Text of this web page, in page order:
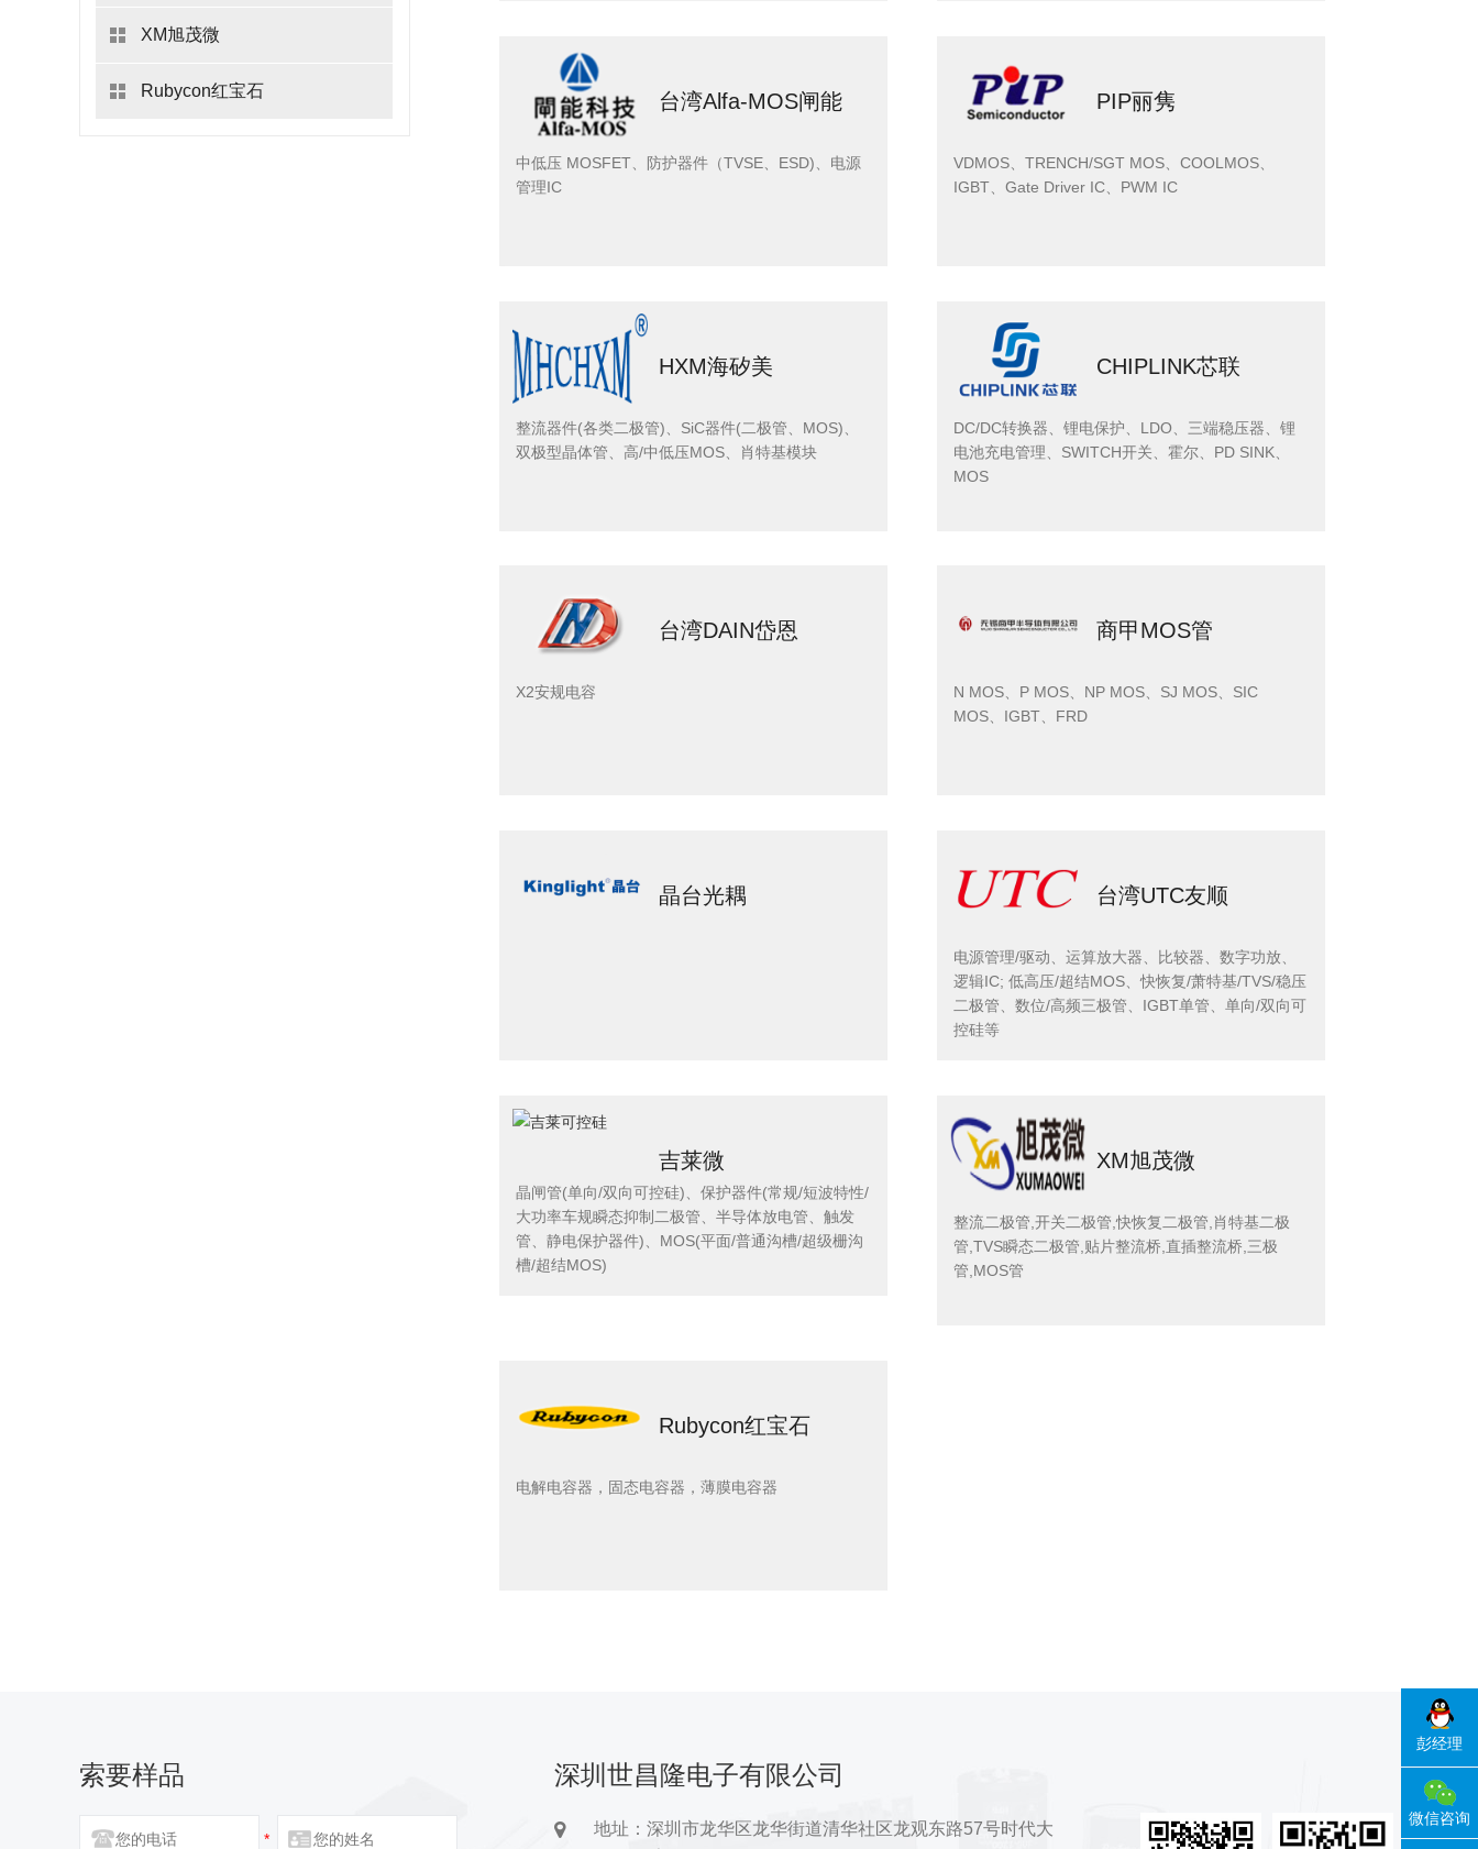
XM旭茂微
Rubycon红宝石 台湾Alfa-MOS闸能
中低压 MOSFET、防护器件（TVSE、ESD)、电源
管理IC
PIP丽隽
VDMOS、TRENCH/SGT MOS、COOLMOS、
IGBT、Gate Driver IC、PWM IC
HXM海矽美
整流器件(各类二极管)、SiC器件(二极管、MOS)、
双极型晶体管、高/中低压MOS、肖特基模块
CHIPLINK芯联
DC/DC转换器、锂电保护、LDO、三端稳压器、锂
电池充电管理、SWITCH开关、霍尔、PD SINK、
MOS
台湾DAIN岱恩
X2安规电容
商甲MOS管
N MOS、P MOS、NP MOS、SJ MOS、SIC
MOS、IGBT、FRD
晶台光耦 台湾UTC友顺
电源管理/驱动、运算放大器、比较器、数字功放、
逻辑IC; 低高压/超结MOS、快恢复/萧特基/TVS/稳压
二极管、数位/高频三极管、IGBT单管、单向/双向可
控硅等
吉莱微
晶闸管(单向/双向可控硅)、保护器件(常规/短波特性/
大功率车规瞬态抑制二极管、半导体放电管、触发
管、静电保护器件)、MOS(平面/普通沟槽/超级栅沟
槽/超结MOS)
XM旭茂微
整流二极管,开关二极管,快恢复二极管,肖特基二极
管,TVS瞬态二极管,贴片整流桥,直插整流桥,三极
管,MOS管
Rubycon红宝石
电解电容器，固态电容器，薄膜电容器
索要样品
*
深圳世昌隆电子有限公司
地址：深圳市龙华区龙华街道清华社区龙观东路57号时代大
彭经理
微信咨询